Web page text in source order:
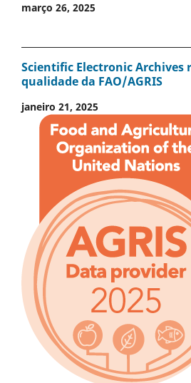
março 26, 2025
Scientific Electronic Archives
qualidade da FAO/AGRIS
janeiro 21, 2025